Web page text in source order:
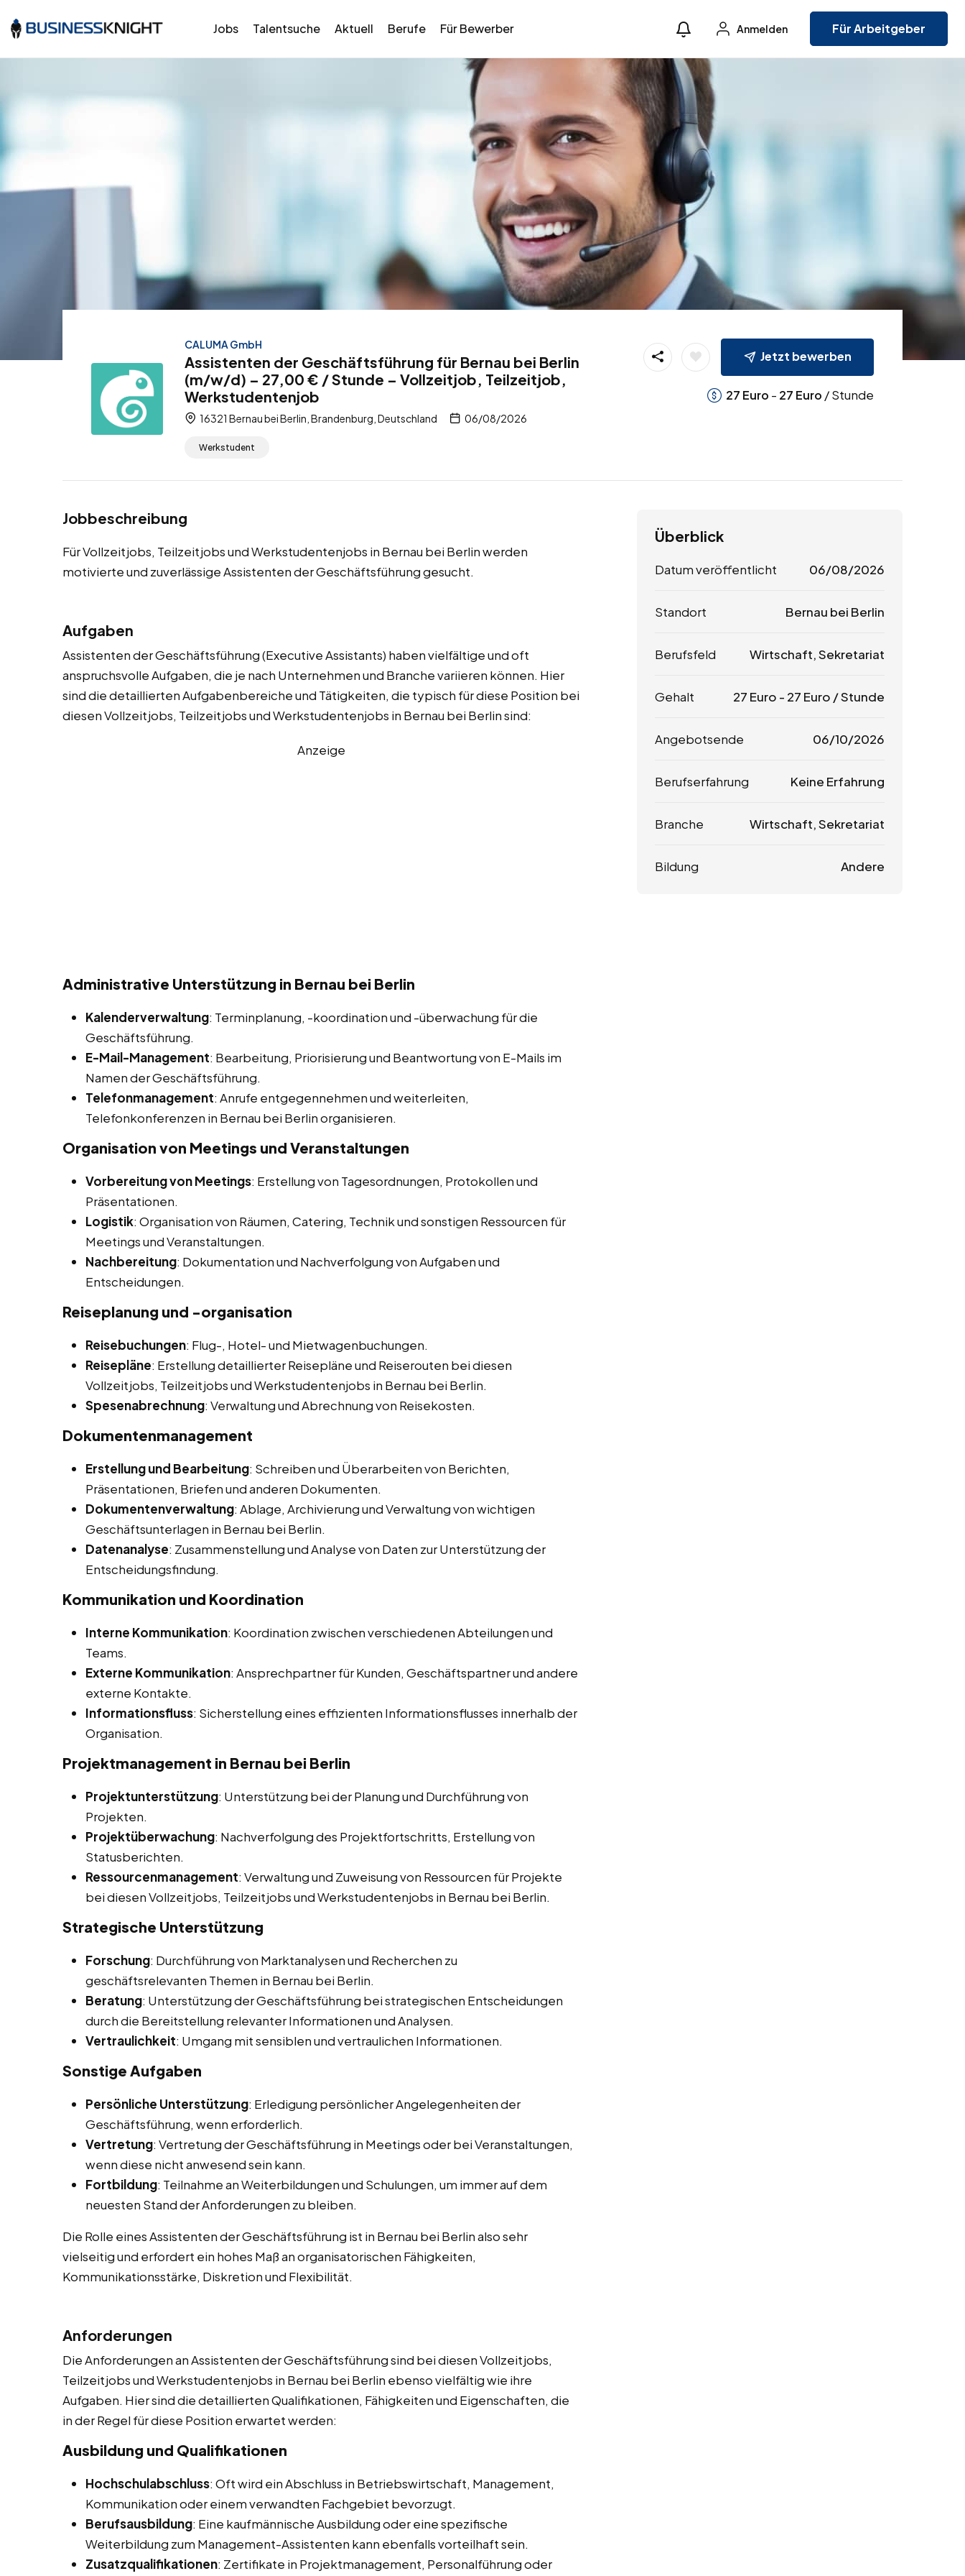
Jobs Talentsuche Aktuell Berufe Für Bewerber Anmelden Für Arbeitgeber
CALUMA GmbH
Assistenten der Geschäftsführung für Bernau bei Berlin
(m/w/d) – 27,00 € / Stunde – Vollzeitjob, Teilzeitjob,
Werkstudentenjob
16321 Bernau bei Berlin, Brandenburg, Deutschland 06/08/2026
Werkstudent
Jetzt bewerben
27 Euro - 27 Euro / Stunde
Jobbeschreibung
Für Vollzeitjobs, Teilzeitjobs und Werkstudentenjobs in Bernau bei Berlin werden
motivierte und zuverlässige Assistenten der Geschäftsführung gesucht.
Aufgaben
Assistenten der Geschäftsführung (Executive Assistants) haben vielfältige und oft
anspruchsvolle Aufgaben, die je nach Unternehmen und Branche variieren können. Hier
sind die detaillierten Aufgabenbereiche und Tätigkeiten, die typisch für diese Position bei
diesen Vollzeitjobs, Teilzeitjobs und Werkstudentenjobs in Bernau bei Berlin sind:
Anzeige
Administrative Unterstützung in Bernau bei Berlin
Kalenderverwaltung: Terminplanung, -koordination und -überwachung für die
Geschäftsführung.
E-Mail-Management: Bearbeitung, Priorisierung und Beantwortung von E-Mails im
Namen der Geschäftsführung.
Telefonmanagement: Anrufe entgegennehmen und weiterleiten,
Telefonkonferenzen in Bernau bei Berlin organisieren.
Organisation von Meetings und Veranstaltungen
Vorbereitung von Meetings: Erstellung von Tagesordnungen, Protokollen und
Präsentationen.
Logistik: Organisation von Räumen, Catering, Technik und sonstigen Ressourcen für
Meetings und Veranstaltungen.
Nachbereitung: Dokumentation und Nachverfolgung von Aufgaben und
Entscheidungen.
Reiseplanung und -organisation
Reisebuchungen: Flug-, Hotel- und Mietwagenbuchungen.
Reisepläne: Erstellung detaillierter Reisepläne und Reiserouten bei diesen
Vollzeitjobs, Teilzeitjobs und Werkstudentenjobs in Bernau bei Berlin.
Spesenabrechnung: Verwaltung und Abrechnung von Reisekosten.
Dokumentenmanagement
Erstellung und Bearbeitung: Schreiben und Überarbeiten von Berichten,
Präsentationen, Briefen und anderen Dokumenten.
Dokumentenverwaltung: Ablage, Archivierung und Verwaltung von wichtigen
Geschäftsunterlagen in Bernau bei Berlin.
Datenanalyse: Zusammenstellung und Analyse von Daten zur Unterstützung der
Entscheidungsfindung.
Kommunikation und Koordination
Interne Kommunikation: Koordination zwischen verschiedenen Abteilungen und
Teams.
Externe Kommunikation: Ansprechpartner für Kunden, Geschäftspartner und andere
externe Kontakte.
Informationsfluss: Sicherstellung eines effizienten Informationsflusses innerhalb der
Organisation.
Projektmanagement in Bernau bei Berlin
Projektunterstützung: Unterstützung bei der Planung und Durchführung von
Projekten.
Projektüberwachung: Nachverfolgung des Projektfortschritts, Erstellung von
Statusberichten.
Ressourcenmanagement: Verwaltung und Zuweisung von Ressourcen für Projekte
bei diesen Vollzeitjobs, Teilzeitjobs und Werkstudentenjobs in Bernau bei Berlin.
Strategische Unterstützung
Forschung: Durchführung von Marktanalysen und Recherchen zu
geschäftsrelevanten Themen in Bernau bei Berlin.
Beratung: Unterstützung der Geschäftsführung bei strategischen Entscheidungen
durch die Bereitstellung relevanter Informationen und Analysen.
Vertraulichkeit: Umgang mit sensiblen und vertraulichen Informationen.
Sonstige Aufgaben
Persönliche Unterstützung: Erledigung persönlicher Angelegenheiten der
Geschäftsführung, wenn erforderlich.
Vertretung: Vertretung der Geschäftsführung in Meetings oder bei Veranstaltungen,
wenn diese nicht anwesend sein kann.
Fortbildung: Teilnahme an Weiterbildungen und Schulungen, um immer auf dem
neuesten Stand der Anforderungen zu bleiben.
Die Rolle eines Assistenten der Geschäftsführung ist in Bernau bei Berlin also sehr
vielseitig und erfordert ein hohes Maß an organisatorischen Fähigkeiten,
Kommunikationsstärke, Diskretion und Flexibilität.
Anforderungen
Die Anforderungen an Assistenten der Geschäftsführung sind bei diesen Vollzeitjobs,
Teilzeitjobs und Werkstudentenjobs in Bernau bei Berlin ebenso vielfältig wie ihre
Aufgaben. Hier sind die detaillierten Qualifikationen, Fähigkeiten und Eigenschaften, die
in der Regel für diese Position erwartet werden:
Ausbildung und Qualifikationen
Hochschulabschluss: Oft wird ein Abschluss in Betriebswirtschaft, Management,
Kommunikation oder einem verwandten Fachgebiet bevorzugt.
Berufsausbildung: Eine kaufmännische Ausbildung oder eine spezifische
Weiterbildung zum Management-Assistenten kann ebenfalls vorteilhaft sein.
Zusatzqualifikationen: Zertifikate in Projektmanagement, Personalführung oder
Überblick
Datum veröffentlicht 06/08/2026
Standort Bernau bei Berlin
Berufsfeld Wirtschaft, Sekretariat
Gehalt 27 Euro - 27 Euro / Stunde
Angebotsende 06/10/2026
Berufserfahrung Keine Erfahrung
Branche Wirtschaft, Sekretariat
Bildung Andere